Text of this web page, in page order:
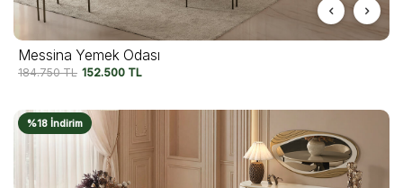
Messina Yemek Odası
184.750TL 152.500 TL
%18 İndirim